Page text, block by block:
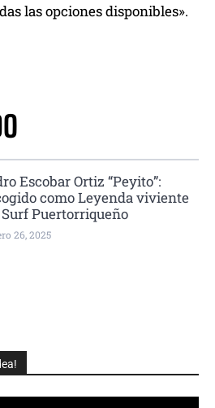
las opciones disponibles».
Escobar Ortiz “Peyito”:
como Leyenda viviente
Puertorriqueño
26, 2025